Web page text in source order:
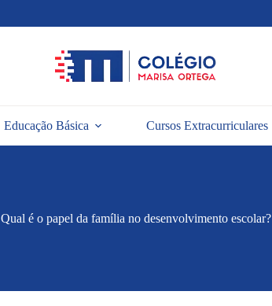
Educação Básica Cursos Extracurriculares
Qual é o papel da família no desenvolvimento escolar?